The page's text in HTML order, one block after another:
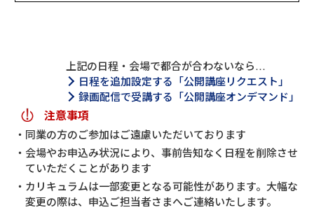
上記の日程・会場で都合が合わないなら…
日程を追加設定する「公開講座リクエスト」
録画配信で受講する「公開講座オンデマンド」
注意事項
同業の方のご参加はご遠慮いただいております
会場やお申込み状況により、事前告知なく日程を削除させ
ていただくことがあります
カリキュラムは一部変更となる可能性があります。大幅な
変更の際は、申込ご担当者さまへご連絡いたします。